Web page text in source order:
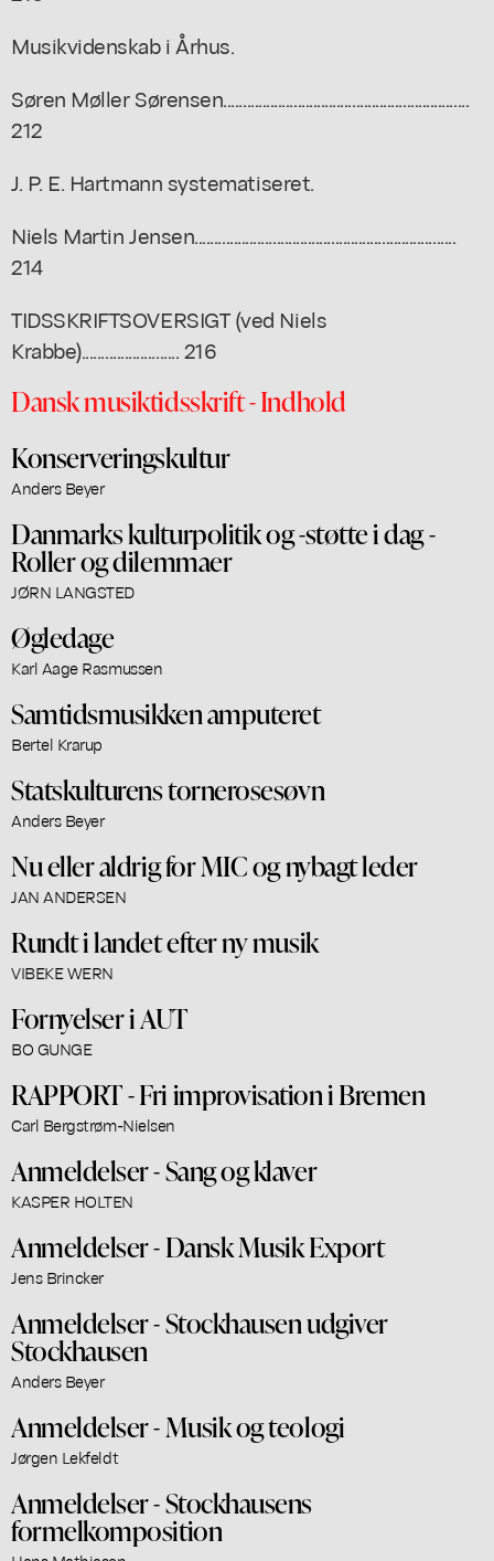
Musikvidenskab i Århus.
Søren Møller Sørensen...............................................................
212
J. P. E. Hartmann systematiseret.
Niels Martin Jensen...................................................................
214
TIDSSKRIFTSOVERSIGT (ved Niels
Krabbe)......................... 216
Dansk musiktidsskrift - Indhold
Konserveringskultur
Anders Beyer
Danmarks kulturpolitik og -støtte i dag -
Roller og dilemmaer
JØRN LANGSTED
Øgledage
Karl Aage Rasmussen
Samtidsmusikken amputeret
Bertel Krarup
Statskulturens tornerosesøvn
Anders Beyer
Nu eller aldrig for MIC og nybagt leder
JAN ANDERSEN
Rundt i landet efter ny musik
VIBEKE WERN
Fornyelser i AUT
BO GUNGE
RAPPORT - Fri improvisation i Bremen
Carl Bergstrøm-Nielsen
Anmeldelser - Sang og klaver
KASPER HOLTEN
Anmeldelser - Dansk Musik Export
Jens Brincker
Anmeldelser - Stockhausen udgiver
Stockhausen
Anders Beyer
Anmeldelser - Musik og teologi
Jørgen Lekfeldt
Anmeldelser - Stockhausens
formelkomposition